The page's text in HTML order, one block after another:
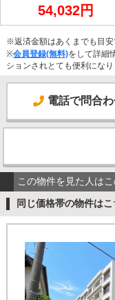
54,032円
※返済金額はあくまでも目安
※会員登録(無料)をして詳細
ションされとても便利になり
電話で問合
この物件を見た人は
同じ価格帯の物件はこ